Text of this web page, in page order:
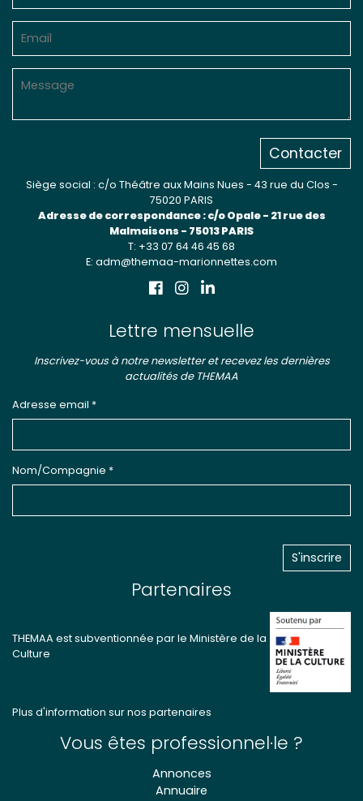
Contacter
Siège social : c/o Théâtre aux Mains Nues - 43 rue du Clos -
75020 PARIS
Adresse de correspondance : c/o Opale - 21 rue des
Malmaisons - 75013 PARIS
T: +33 07 64 46 45 68
E: adm@themaa-marionnettes.com
Lettre mensuelle
Inscrivez-vous à notre newsletter et recevez les dernières
actualités de THEMAA
Adresse email *
Nom/Compagnie *
Partenaires
THEMAA est subventionnée par le Ministère de la
Culture
Plus d'information sur nos partenaires
Vous êtes professionnel·le ?
Annonces
Annuaire